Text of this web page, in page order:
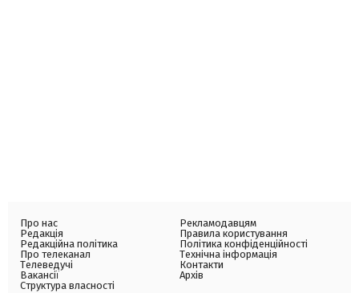
Про нас
Редакція
Редакційна політика
Про телеканал
Телеведучі
Вакансії
Структура власності
Рекламодавцям
Правила користування
Політика конфіденційності
Технічна інформація
Контакти
Архів